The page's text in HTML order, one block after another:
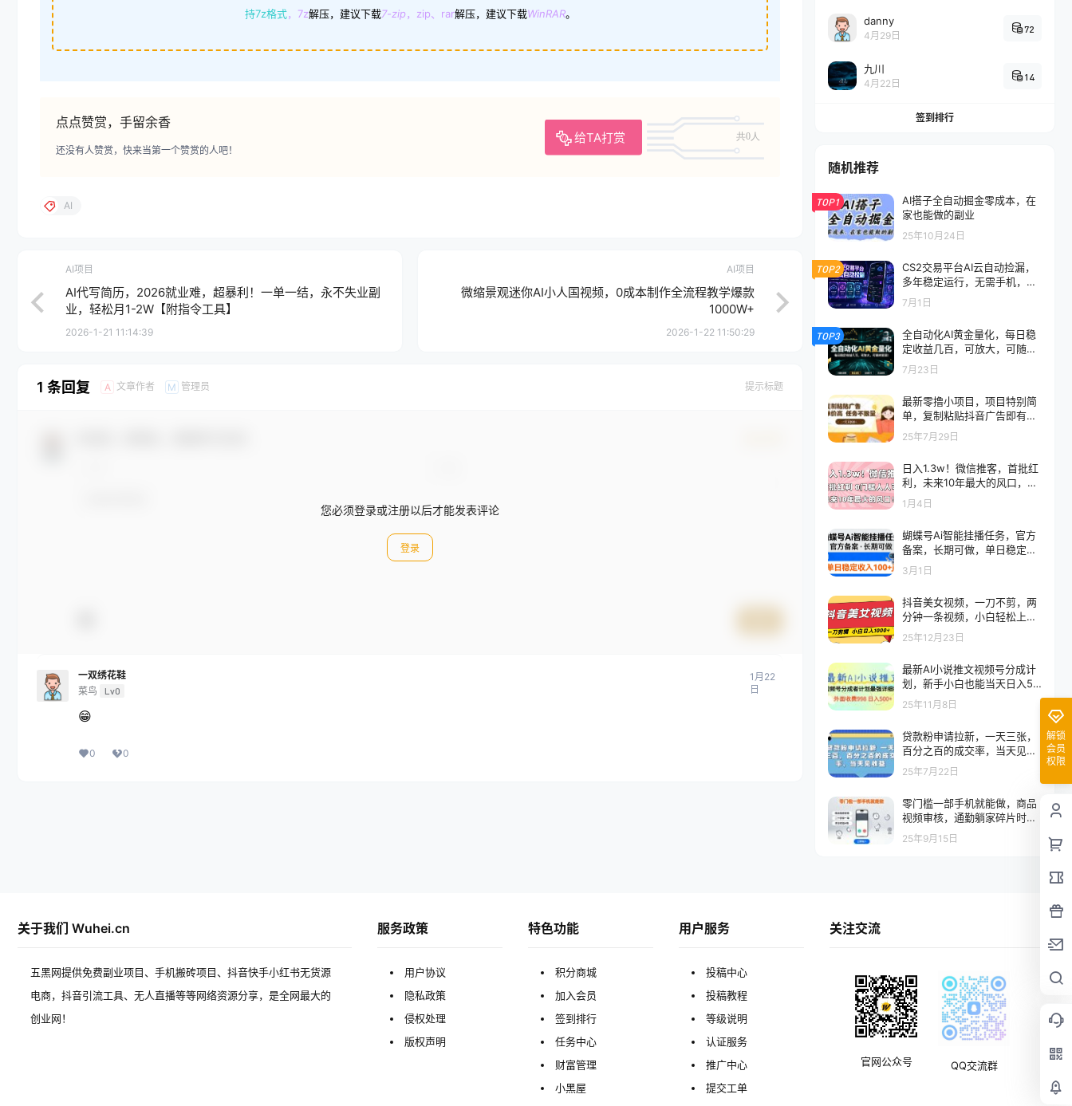
持7z格式，7z解压，建议下载7-zip，zip、rar解压，建议下载WinRAR。
点点赞赏，手留余香
给TA打赏 共0人
还没有人赞赏，快来当第一个赞赏的人吧！
AI
AI项目
AI代写简历，2026就业难，超暴利！一单一结，永不失业副
业，轻松月1-2W【附指令工具】
2026-1-21 11:14:39
AI项目
微缩景观迷你AI小人国视频，0成本制作全流程教学爆款
1000W+
2026-1-22 11:50:29
1 条回复 A 文章作者 M 管理员 提示标题
您必须登录或注册以后才能发表评论
登录
一双绣花鞋
菜鸟
Lv0
1月22
日
😁
0 0
danny
4月29日
72
九川
4月22日
14
签到排行
随机推荐
TOP1
AI搭子全自动掘金零成本，在
家也能做的副业
25年10月24日
TOP2
CS2交易平台AI云自动捡漏，
多年稳定运行，无需手机，支
持任何形式验证，日入300+
7月1日
TOP3
全自动化AI黄金量化，每日稳
定收益几百，可放大，可随时
变现！
7月23日
最新零撸小项目，项目特别简
单，复制粘贴抖音广告即有收
益，认真做一天搞个1k+很轻
松【揭秘】
25年7月29日
日入1.3w！微信推客，首批红
利，未来10年最大的风口，0
门槛，人人可做！
1月4日
蝴蝶号Ai智能挂播任务，官方
备案，长期可做，单日稳定收
入100＋
3月1日
抖音美女视频，一刀不剪，两
分钟一条视频，小白轻松上
手，日入1000
25年12月23日
最新AI小说推文视频号分成计
划，新手小白也能当天日入50
0+保姆级教程
25年11月8日
贷款粉申请拉新，一天三张，
百分之百的成交率，当天见收
益【揭秘】
25年7月22日
零门槛一部手机就能做，商品
视频审核，通勤躺家碎片时间
都能做，二十秒钟一单，单日
收益4张
25年9月15日
解锁
会员
权限
关于我们 Wuhei.cn
五黑网提供免费副业项目、手机搬砖项目、抖音快手小红书无货源
电商，抖音引流工具、无人直播等等网络资源分享，是全网最大的
创业网！
服务政策
用户协议
隐私政策
侵权处理
版权声明
特色功能
积分商城
加入会员
签到排行
任务中心
财富管理
小黑屋
用户服务
投稿中心
投稿教程
等级说明
认证服务
推广中心
提交工单
关注交流
官网公众号 QQ交流群